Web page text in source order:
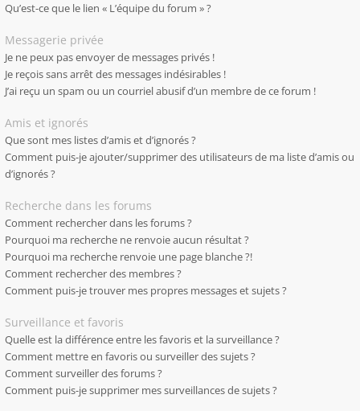
Qu’est-ce que le lien « L’équipe du forum » ?
Messagerie privée
Je ne peux pas envoyer de messages privés !
Je reçois sans arrêt des messages indésirables !
J’ai reçu un spam ou un courriel abusif d’un membre de ce forum !
Amis et ignorés
Que sont mes listes d’amis et d’ignorés ?
Comment puis-je ajouter/supprimer des utilisateurs de ma liste d’amis ou
d’ignorés ?
Recherche dans les forums
Comment rechercher dans les forums ?
Pourquoi ma recherche ne renvoie aucun résultat ?
Pourquoi ma recherche renvoie une page blanche ?!
Comment rechercher des membres ?
Comment puis-je trouver mes propres messages et sujets ?
Surveillance et favoris
Quelle est la différence entre les favoris et la surveillance ?
Comment mettre en favoris ou surveiller des sujets ?
Comment surveiller des forums ?
Comment puis-je supprimer mes surveillances de sujets ?